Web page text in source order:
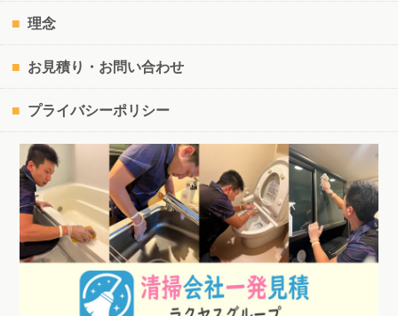
理念
お見積り・お問い合わせ
プライバシーポリシー